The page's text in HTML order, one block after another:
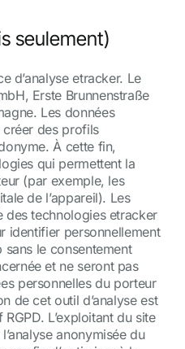
seulement)
d’analyse etracker. Le
Erste Brunnenstraße
Les données
créer des profils
À cette fin,
qui permettent la
(par exemple, les
de l’appareil). Les
des technologies etracker
identifier personnellement
le consentement
et ne seront pas
personnelles du porteur
de cet outil d’analyse est
L’exploitant du site
anonymisée du